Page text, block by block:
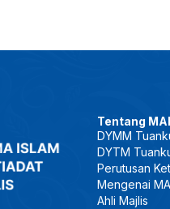
Tentang
DYMM
DYTM
Perutusan
Mengenai
Ahli Majlis